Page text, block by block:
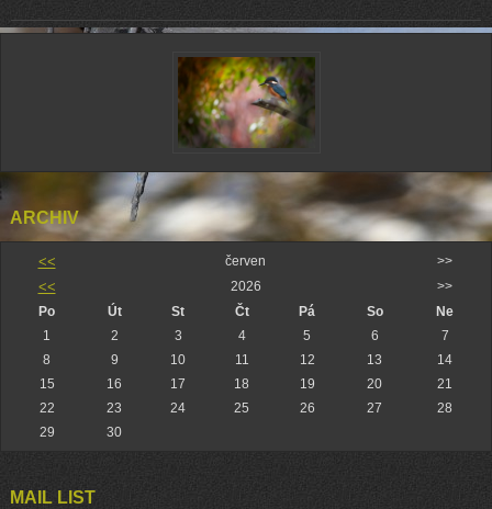
ARCHIV
<< červen >>
<< 2026
>>
Po
Út St Čt Pá So
Ne
1
2 3 4 5 6
7
8
9 10 11 12 13
14
15
16 17 18 19 20
21
22
23 24 25 26 27
28
29
30
MAIL LIST